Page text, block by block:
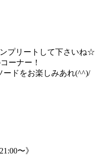
プリートして下さいね☆
ーナー！
ードをお楽しみあれ(^^)/
〜》